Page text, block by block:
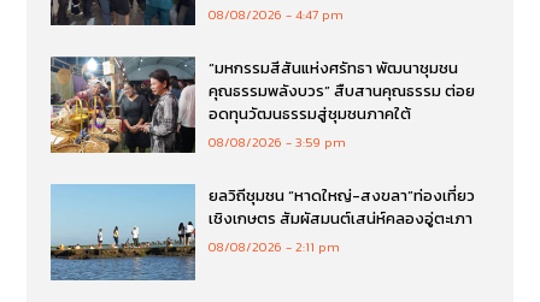
08/08/2026 4:47 pm
“มหกรรมสีสันแห่งศรัทธา พัฒนาชุมชน
คุณธรรมพลังบวร” สืบสานคุณธรรม ต่อย
อดทุนวัฒนธรรมสู่ชุมชนภาคใต้
08/08/2026 3:59 pm
ยลวิถีชุมชน “หาดใหญ่-สงขลา”ท่องเที่ยว
เชิงเกษตร สัมผัสมนต์เสน่ห์คลองอู่ตะเภา
08/08/2026 2:11 pm